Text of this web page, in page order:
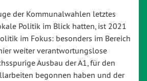
der Kommunalwahlen letztes
Politik im Blick hatten, ist 2021
im Fokus: besonders im Bereich
weiter verantwortungslose
Ausbau der A1, für den
begonnen haben und der